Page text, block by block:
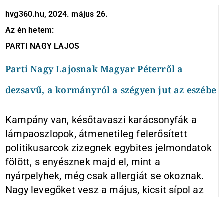
hvg360.hu, 2024. május 26.
Az én hetem:
PARTI NAGY LAJOS
Parti Nagy Lajosnak Magyar Péterről a
dezsavű, a kormányról a szégyen jut az eszébe
Kampány van, későtavaszi karácsonyfák a
lámpaoszlopok, átmenetileg felerősített
politikusarcok zizegnek egybites jelmondatok
fölött, s enyésznek majd el, mint a
nyárpelyhek, még csak allergiát se okoznak.
Nagy levegőket vesz a május, kicsit sípol az